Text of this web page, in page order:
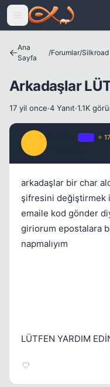
Icerige atla
Ana
Sayfa
/Forumlar/
Arkadaşlar
17 yil once·4 Yanıt·1.1K
⭐
arkadaşlar bir char
şifresini değiştirmek
emaile kod gönder
giriorum epostalara
napmalıyım
LÜTFEN YARDIM